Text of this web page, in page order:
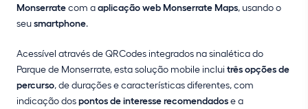
Monserratecom aaplicação web Monserrate Maps, usando o
seusmartphone.
Acessível através de QRCodes integrados na sinalética do
Parque de Monserrate, esta solução mobile inclui três opções de
percurso, de durações e características diferentes, com
indicação dospontos de interesse recomendadose a